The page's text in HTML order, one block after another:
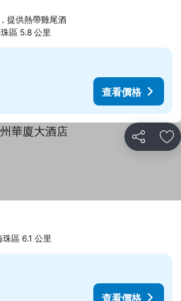
提供熱帶雞尾酒查看價格
區 5.8 公里
查看價格
分享 加
看價格
珠區 6.1 公里
查看價格